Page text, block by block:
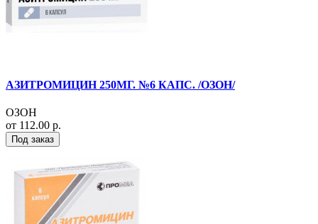
АЗИТРОМИЦИН 250МГ. №6 КАПС. /ОЗОН/
ОЗОН
от 112.00 р.
Под заказ